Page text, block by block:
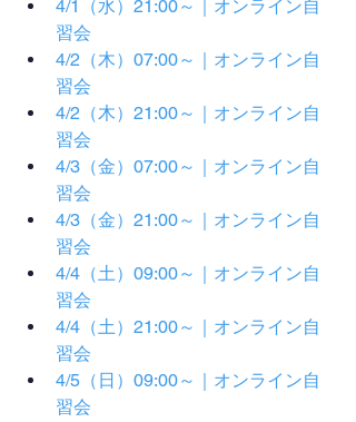
4/1（水）21:00～｜オンライン自
習会
4/2（木）07:00～｜オンライン自
習会
4/2（木）21:00～｜オンライン自
習会
4/3（金）07:00～｜オンライン自
習会
4/3（金）21:00～｜オンライン自
習会
4/4（土）09:00～｜オンライン自
習会
4/4（土）21:00～｜オンライン自
習会
4/5（日）09:00～｜オンライン自
習会